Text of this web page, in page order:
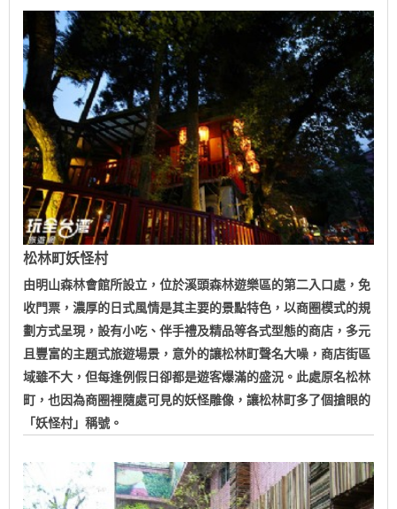
松林町妖怪村
由明山森林會館所設立，位於溪頭森林遊樂區的第二入口處，免
收門票，濃厚的日式風情是其主要的景點特色，以商圈模式的規
劃方式呈現，設有小吃、伴手禮及精品等各式型態的商店，多元
且豐富的主題式旅遊場景，意外的讓松林町聲名大噪，商店街區
域雖不大，但每逢例假日卻都是遊客爆滿的盛況。此處原名松林
町，也因為商圈裡隨處可見的妖怪雕像，讓松林町多了個搶眼的
「妖怪村」稱號。